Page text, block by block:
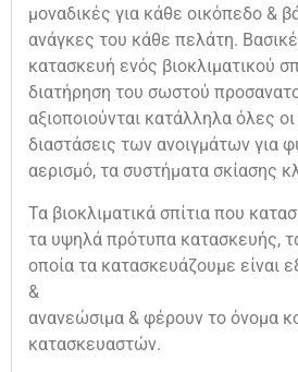
μοναδικές για κάθε οικόπεδο &
ανάγκες του κάθε πελάτη.
κατασκευή ενός βιοκλιματικού
διατήρηση του σωστού
αξιοποιούνται κατάλληλα όλες
διαστάσεις των ανοιγμάτων για
αερισμό, τα συστήματα σκίασης
Τα βιοκλιματικά σπίτια που
τα υψηλά πρότυπα κατασκευής,
οποία τα κατασκευάζουμε είναι
&
ανανεώσιμα & φέρουν το όνομα
κατασκευαστών.